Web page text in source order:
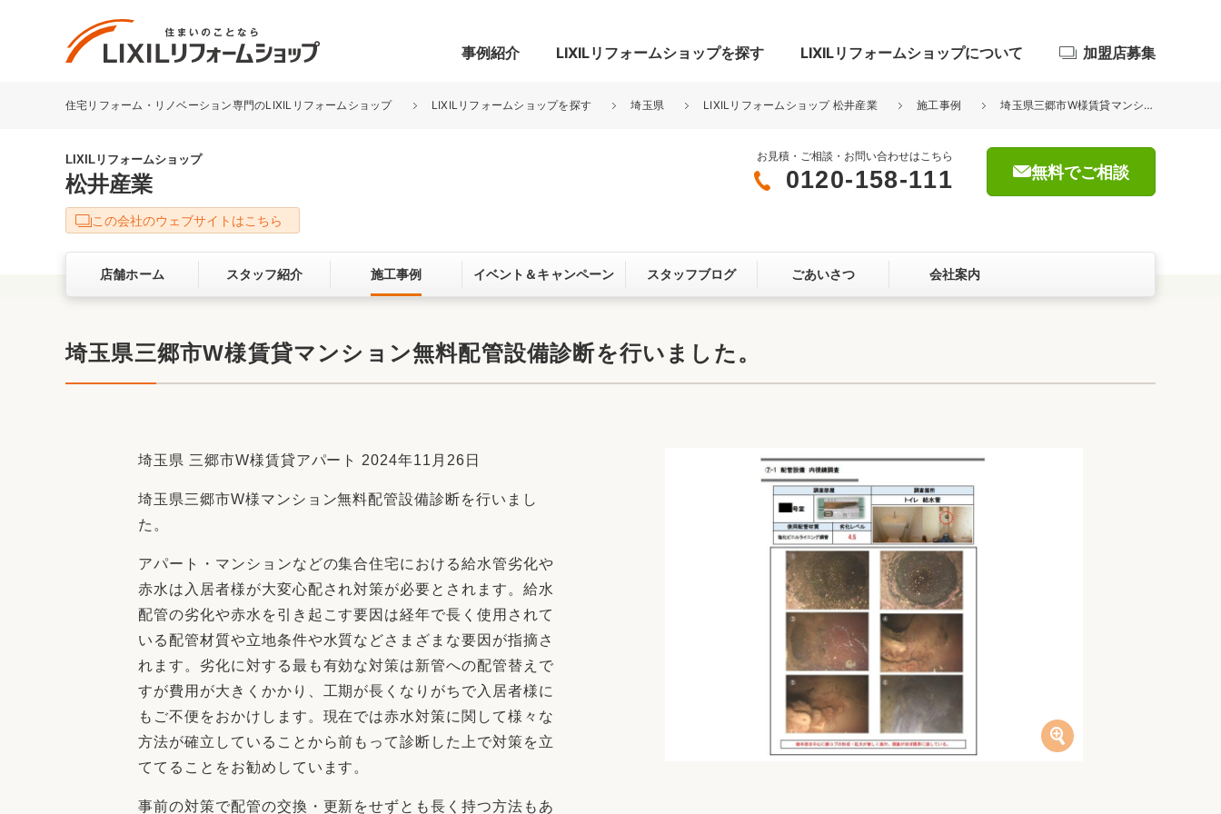
事例紹介
リフォーム事例を探す
キッチン
洗面化粧室 トイレ 玄関まわり 門まわり 屋根・外壁
ベランダ・バルコニー ガーデンスペース カースペース
お客さまの声 3Dシミュレーション
LIXILリフォームショップを探す LIXILリフォームショップについて
LIXILリフォームショップについて
サービス向上・品質改善の取り組み お客さま満足度アンケート
ここちいい暮らしをつくる、価値・性能向上
リフォームアクセル
中古物件探しから性能向上リフォームをワン
ストップ
加盟店募集
住宅リフォーム・リノベーション専門のLIXILリフォームショップ LIXILリフォームショップを探す 埼玉県 LIXILリフォームショップ 松井産業 施工事例 埼玉県三郷市W様賃貸マンション無料配管設備診断を行いました。
LIXILリフォームショップ
松井産業
お見積・ご相談・お問い合わせはこちら
0120-158-111 無料でご相談
この会社のウェブサイトはこちら
店舗ホーム スタッフ紹介 施工事例 イベント＆キャンペーン スタッフブログ ごあいさつ 会社案内
埼玉県三郷市W様賃貸マンション無料配管設備診断を行いました。
埼玉県 三郷市W様賃貸アパート 2024年11月26日
埼玉県三郷市W様マンション無料配管設備診断を行いまし
た。
アパート・マンションなどの集合住宅における給水管劣化や
赤水は入居者様が大変心配され対策が必要とされます。給水
配管の劣化や赤水を引き起こす要因は経年で長く使用されて
いる配管材質や立地条件や水質などさまざまな要因が指摘さ
れます。劣化に対する最も有効な対策は新管への配管替えで
すが費用が大きくかかり、工期が長くなりがちで入居者様に
もご不便をおかけします。現在では赤水対策に関して様々な
方法が確立していることから前もって診断した上で対策を立
ててることをお勧めしています。
事前の対策で配管の交換・更新をせずとも長く持つ方法もあ